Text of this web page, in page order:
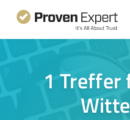
1 Treffer